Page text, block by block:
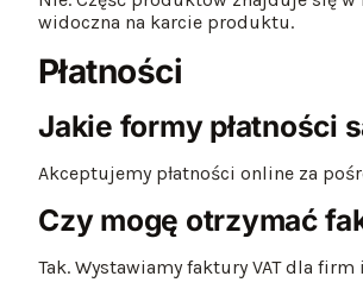
widoczna na karcie produktu.
Płatności
Jakie formy płatności
Akceptujemy płatności online za
Czy mogę otrzymać
Tak. Wystawiamy faktury VAT dla